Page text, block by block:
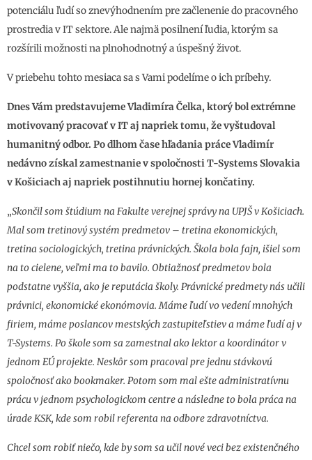
potenciálu ľudí so znevýhodnením pre začlenenie do pracovného
prostredia v IT sektore. Ale najmä posilnení ľudia, ktorým sa
rozšírili možnosti na plnohodnotný a úspešný život.
V priebehu tohto mesiaca sa s Vami podelíme o ich príbehy.
Dnes Vám predstavujeme Vladimíra Čelka, ktorý bol extrémne
motivovaný pracovať v IT aj napriek tomu, že vyštudoval
humanitný odbor. Po dlhom čase hľadania práce Vladimír
nedávno získal zamestnanie v spoločnosti T-Systems Slovakia
v Košiciach aj napriek postihnutiu hornej končatiny.
„Skončil som štúdium na Fakulte verejnej správy na UPJŠ v Košiciach.
Mal som tretinový systém predmetov – tretina ekonomických,
tretina sociologických, tretina právnických. Škola bola fajn, išiel som
na to cielene, veľmi ma to bavilo. Obtiažnosť predmetov bola
podstatne vyššia, ako je reputácia školy. Právnické predmety nás učili
právnici, ekonomické ekonómovia. Máme ľudí vo vedení mnohých
firiem, máme poslancov mestských zastupiteľstiev a máme ľudí aj v
T-Systems. Po škole som sa zamestnal ako lektor a koordinátor v
jednom EÚ projekte. Neskôr som pracoval pre jednu stávkovú
spoločnosť ako bookmaker. Potom som mal ešte administratívnu
prácu v jednom psychologickom centre a následne to bola práca na
úrade KSK, kde som robil referenta na odbore zdravotníctva.
Chcel som robiť niečo, kde by som sa učil nové veci bez existenčného